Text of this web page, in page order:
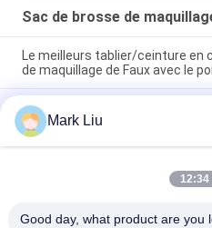
Sac de brosse de
Le meilleurs tablier/ceinture en
de maquillage de Faux avec le
Support mignon de papeterie
maquillage de voyage de
vague de poche de trousse
Sac professionnel de stockage
d'article de toilette de poche de
Mark Liu
12:34
Good day, what product are you